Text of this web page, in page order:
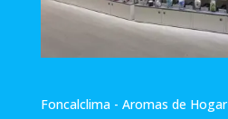
Foncalclima - Aromas de Hogar